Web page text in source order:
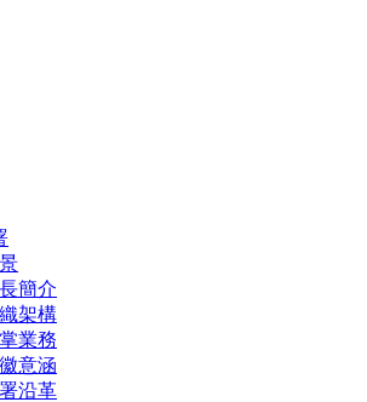
簡介
架構
業務
意涵
沿革